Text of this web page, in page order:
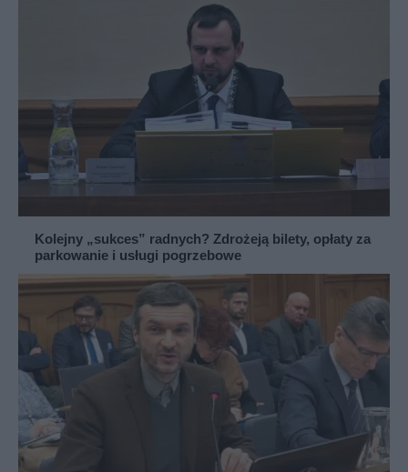
Kolejny „sukces” radnych? Zdrożeją bilety, opłaty za
parkowanie i usługi pogrzebowe